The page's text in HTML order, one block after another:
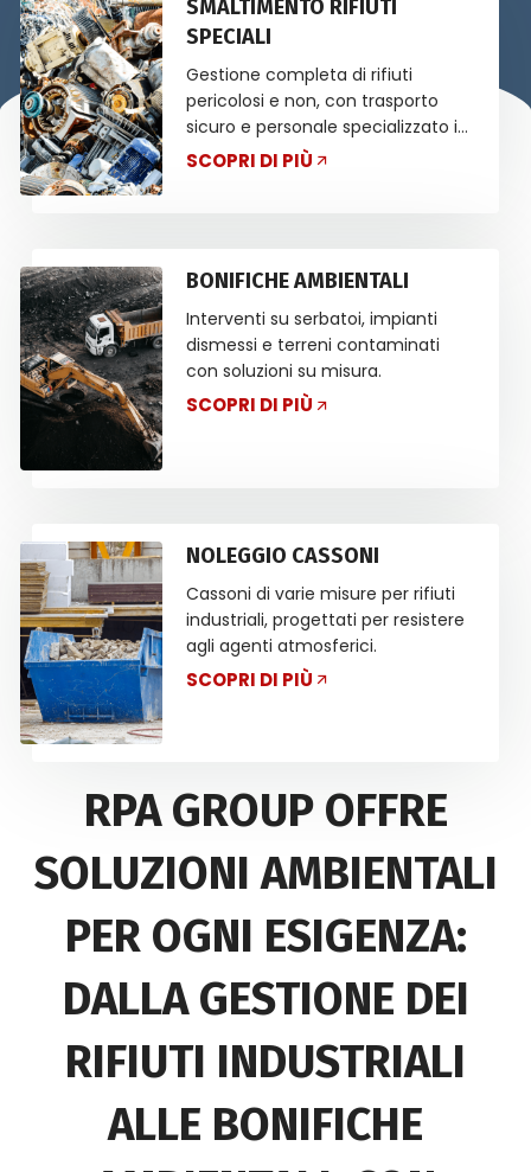
SMALTIMENTO RIFIUTI
SPECIALI
Gestione completa di rifiuti
pericolosi e non, con trasporto
sicuro e personale specializzato in
ADR.
SCOPRI DI PIÙ
BONIFICHE AMBIENTALI
Interventi su serbatoi, impianti
dismessi e terreni contaminati
con soluzioni su misura.
SCOPRI DI PIÙ
NOLEGGIO CASSONI
Cassoni di varie misure per rifiuti
industriali, progettati per resistere
agli agenti atmosferici.
SCOPRI DI PIÙ
RPA GROUP OFFRE
SOLUZIONI AMBIENTALI
PER OGNI ESIGENZA:
DALLA GESTIONE DEI
RIFIUTI INDUSTRIALI
ALLE BONIFICHE